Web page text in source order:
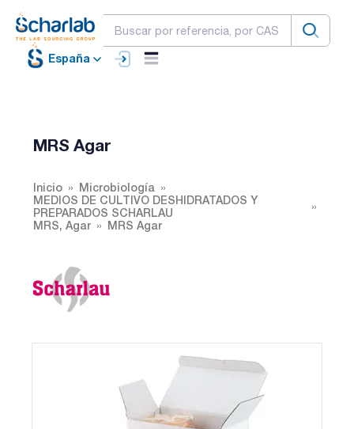
España
MRS Agar
Inicio
Microbiología
MEDIOS DE CULTIVO DESHIDRATADOS Y
PREPARADOS SCHARLAU
MRS, Agar
MRS Agar